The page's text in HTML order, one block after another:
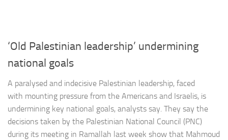
‘Old Palestinian leadership’ undermining
national goals
A paralysed and indecisive Palestinian leadership, faced
with mounting pressure from the Americans and Israelis, is
undermining key national goals, analysts say. They say the
decisions taken by the Palestinian National Council (PNC)
during its meeting in Ramallah last week show that Mahmoud